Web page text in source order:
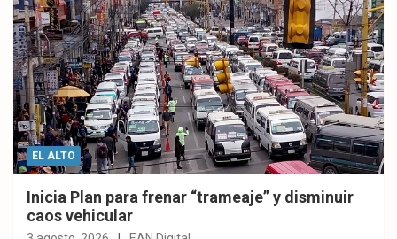
EL ALTO
Inicia Plan para frenar “trameaje” y disminuir
caos vehicular